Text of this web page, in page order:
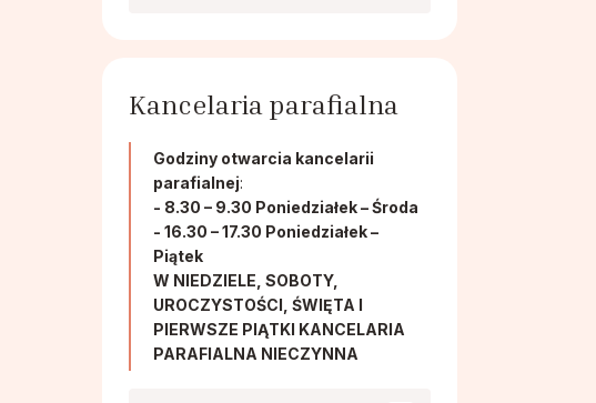
Kancelaria parafialna
Godziny otwarcia kancelarii
parafialnej:
- 8.30 – 9.30 Poniedziałek – Środa
- 16.30 – 17.30 Poniedziałek –
Piątek
W NIEDZIELE, SOBOTY,
UROCZYSTOŚCI, ŚWIĘTA I
PIERWSZE PIĄTKI KANCELARIA
PARAFIALNA NIECZYNNA